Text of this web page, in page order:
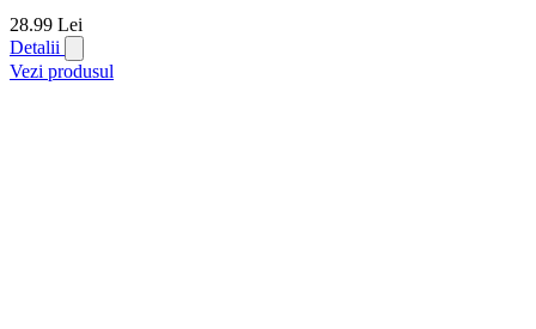
28.99 Lei
Detalii
Vezi produsul